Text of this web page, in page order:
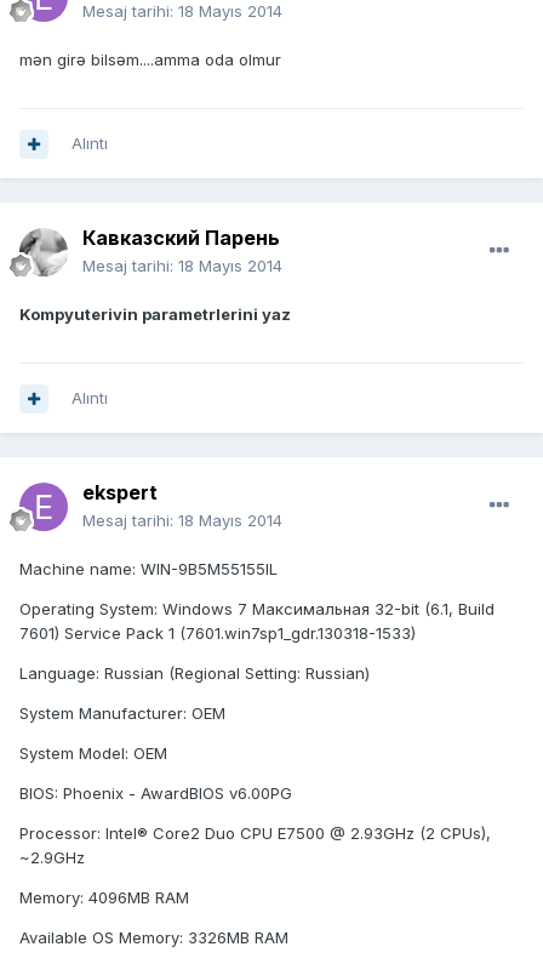
Mesaj tarihi: 18 Mayıs 2014
mən girə bilsəm....amma oda olmur
Alıntı
Кавказский Парень
Mesaj tarihi: 18 Mayıs 2014
Kompyuterivin parametrlerini yaz
Alıntı
ekspert
Mesaj tarihi: 18 Mayıs 2014
Machine name: WIN-9B5M55155IL
Operating System: Windows 7 Максимальная 32-bit (6.1, Build
7601) Service Pack 1 (7601.win7sp1_gdr.130318-1533)
Language: Russian (Regional Setting: Russian)
System Manufacturer: OEM
System Model: OEM
BIOS: Phoenix - AwardBIOS v6.00PG
Processor: Intel® Core2 Duo CPU E7500 @ 2.93GHz (2 CPUs),
~2.9GHz
Memory: 4096MB RAM
Available OS Memory: 3326MB RAM